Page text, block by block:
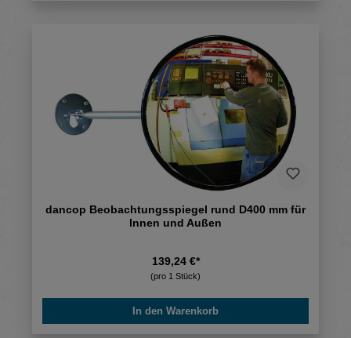
dancop Beobachtungsspiegel rund D400 mm für
Innen und Außen
139,24 €*
(pro 1 Stück)
In den Warenkorb